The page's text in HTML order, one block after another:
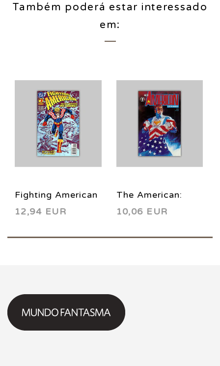
Também poderá estar interessado
em:
Fighting American
(complete limited
12,94 EUR
The American:
Lost in America
10,06 EUR